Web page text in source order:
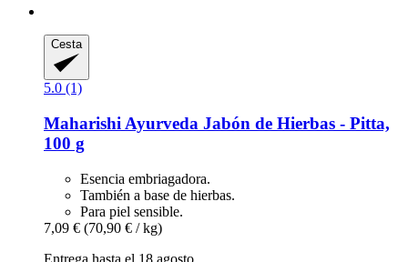
Cesta
5.0 (1)
Maharishi Ayurveda Jabón de Hierbas -​ Pitta,
100 g
Esencia embriagadora.
También a base de hierbas.
Para piel sensible.
7,09 € (70,90 € / kg)
Entrega hasta el 18 agosto